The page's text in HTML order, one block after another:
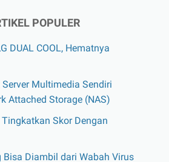
POPULER
DUAL COOL, Hematnya
Multimedia Sendiri
Attached Storage (NAS)
Skor Dengan
Bisa Diambil dari Wabah Virus